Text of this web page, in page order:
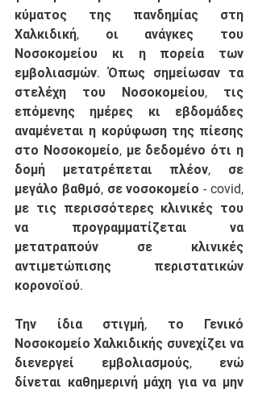
κύματος της πανδημίας στη
Χαλκιδική, οι ανάγκες του
Νοσοκομείου κι η πορεία των
εμβολιασμών. Όπως σημείωσαν τα
στελέχη του Νοσοκομείου, τις
επόμενης ημέρες κι εβδομάδες
αναμένεται η κορύφωση της πίεσης
στο Νοσοκομείο, με δεδομένο ότι η
δομή μετατρέπεται πλέον, σε
μεγάλο βαθμό, σε νοσοκομείο - covid,
με τις περισσότερες κλινικές του
να προγραμματίζεται να
μετατραπούν σε κλινικές
αντιμετώπισης περιστατικών
κορονοϊού.
Την ίδια στιγμή, το Γενικό
Νοσοκομείο Χαλκιδικής συνεχίζει να
διενεργεί εμβολιασμούς, ενώ
δίνεται καθημερινή μάχη για να μην